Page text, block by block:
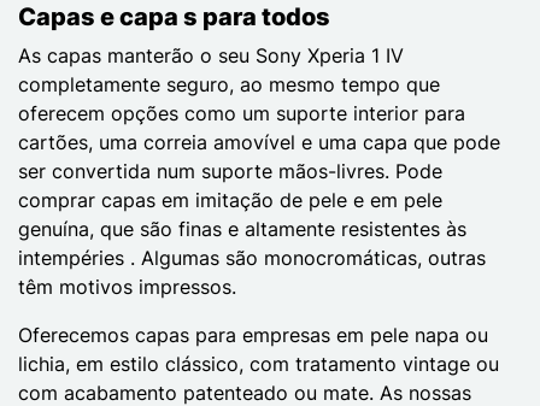
Capas e capa s para todos
As capas manterão o seu Sony Xperia 1 IV
completamente seguro, ao mesmo tempo que
oferecem opções como um suporte interior para
cartões, uma correia amovível e uma capa que pode
ser convertida num suporte mãos-livres. Pode
comprar capas em imitação de pele e em pele
genuína, que são finas e altamente resistentes às
intempéries . Algumas são monocromáticas, outras
têm motivos impressos.
Oferecemos capas para empresas em pele napa ou
lichia, em estilo clássico, com tratamento vintage ou
com acabamento patenteado ou mate. As nossas